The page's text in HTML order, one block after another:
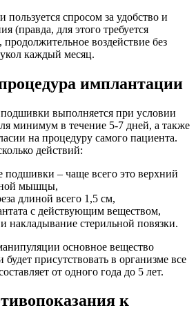
спросом за удобство и
(правда, для этого требуется
воздействие без
каждый месяц.
имплантации
выполняется при условии
минимум в течение 5-7 дней, а также
на процедуру самого пациента.
действий:
подшивки – чаще всего это верхний
мышцы,
длиной всего 1,5 см,
с действующим веществом,
накладывание стерильной повязки.
основное вещество
будет присутствовать в организме все
от одного года до 5 лет.
к